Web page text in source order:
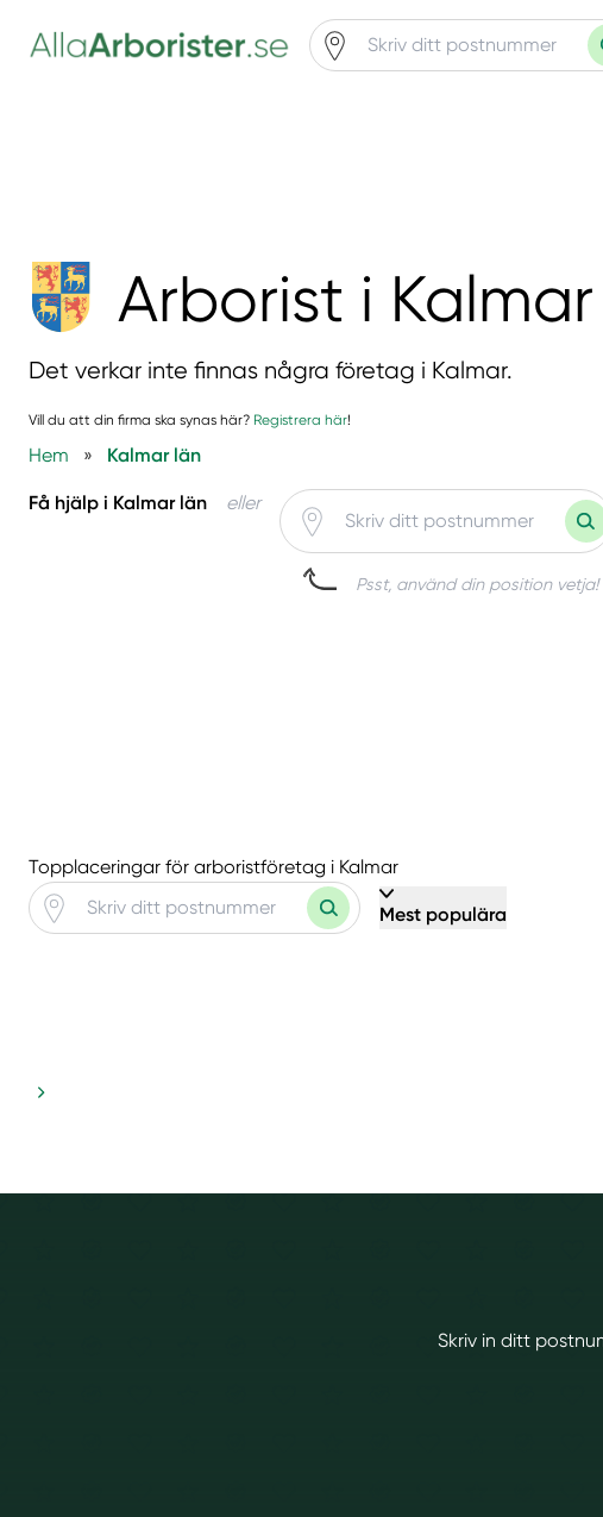
Arborist i Kalmar
Det verkar inte finnas några företag i Kalmar.
Vill du att din firma ska synas här? Registrera här!
Hem » Kalmar län
Få hjälp i Kalmar län eller
Psst, använd din position vetja!
Topplaceringar för arboristföretag i Kalmar
Mest populära
Skriv in ditt